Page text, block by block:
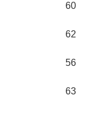
60
62
56
63